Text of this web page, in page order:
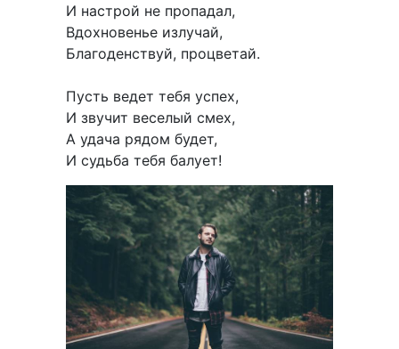
И настрой не пропадал,
Вдохновенье излучай,
Благоденствуй, процветай.
Пусть ведет тебя успех,
И звучит веселый смех,
А удача рядом будет,
И судьба тебя балует!